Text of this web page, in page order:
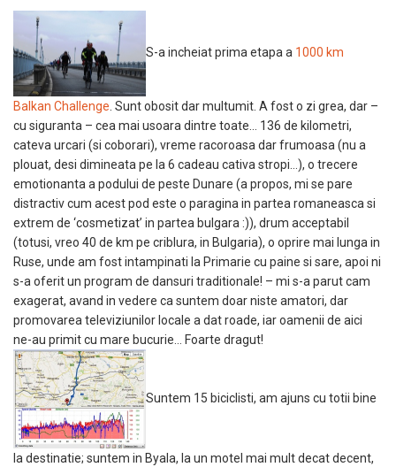
S-a incheiat prima etapa a 1000 km
Balkan Challenge. Sunt obosit dar multumit. A fost o zi grea, dar –
cu siguranta – cea mai usoara dintre toate… 136 de kilometri,
cateva urcari (si coborari), vreme racoroasa dar frumoasa (nu a
plouat, desi dimineata pe la 6 cadeau cativa stropi…), o trecere
emotionanta a podului de peste Dunare (a propos, mi se pare
distractiv cum acest pod este o paragina in partea romaneasca si
extrem de ‘cosmetizat’ in partea bulgara :)), drum acceptabil
(totusi, vreo 40 de km pe criblura, in Bulgaria), o oprire mai lunga in
Ruse, unde am fost intampinati la Primarie cu paine si sare, apoi ni
s-a oferit un program de dansuri traditionale! – mi s-a parut cam
exagerat, avand in vedere ca suntem doar niste amatori, dar
promovarea televiziunilor locale a dat roade, iar oamenii de aici
ne-au primit cu mare bucurie… Foarte dragut!
Suntem 15 biciclisti, am ajuns cu totii bine
la destinatie; suntem in Byala, la un motel mai mult decat decent,